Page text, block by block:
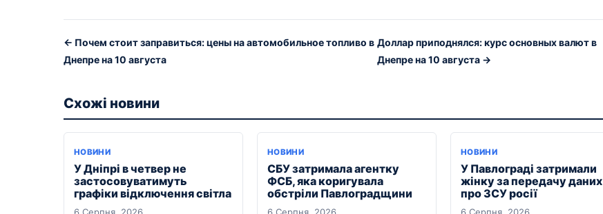
← Почем стоит заправиться: цены на автомобильное топливо в
Днепре на 10 августа
Доллар приподнялся: курс основных валют в
Днепре на 10 августа →
Схожі новини
НОВИНИ
У Дніпрі в четвер не
застосовуватимуть
графіки відключення світла
6 Серпня, 2026
НОВИНИ
СБУ затримала агентку
ФСБ, яка коригувала
обстріли Павлоградщини
6 Серпня, 2026
НОВИНИ
У Павлограді затримали
жінку за передачу даних
про ЗСУ росії
6 Серпня, 2026